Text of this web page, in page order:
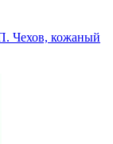
Чехов, кожаный